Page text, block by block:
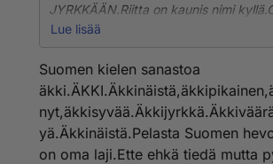
JYRKKÄÄN.Riitta on kaunis nimi
Miinalle maatilan vaikka maalta missä
toteuttaa lehmiä pelastaa.Toivottavasti
vaikka toki karja eläimiä
kuolleita.Taiteeseen kuuluu että on
Lue lisää
Suomen kielen sanastoa
yä.Äkkinäistä.Pelasta Suomen
on oma laji.Ette ehkä tiedä mutta